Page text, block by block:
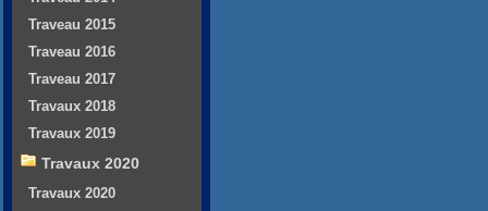
Traveau 2015
Traveau 2016
Traveau 2017
Travaux 2018
Travaux 2019
Travaux 2020
Travaux 2020